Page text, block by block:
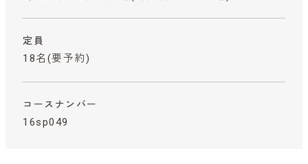
定員
18名(要予約)
コースナンバー
16sp049